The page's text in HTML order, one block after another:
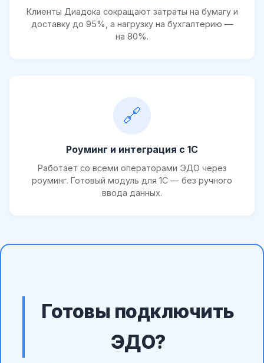
Клиенты Диадока сокращают затраты на бумагу и
доставку до 95%, а нагрузку на бухгалтерию —
на 80%.
🔗
Роуминг и интеграция с 1С
Работает со всеми операторами ЭДО через
роуминг. Готовый модуль для 1С — без ручного
ввода данных.
Готовы подключить
ЭДО?